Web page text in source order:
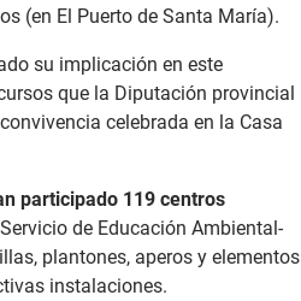
(en El Puerto de Santa María).
su implicación en este
que la Diputación provincial
celebrada en la Casa
participado 119 centros
de Educación Ambiental-
plantones, aperos y elementos
instalaciones.